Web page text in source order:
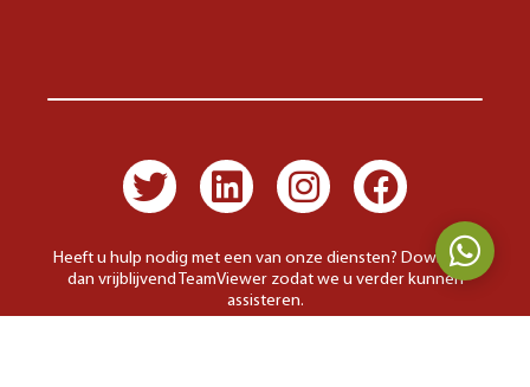
Heeft u hulp nodig met een van onze diensten? Download
dan vrijblijvend TeamViewer zodat we u verder kunnen
assisteren.